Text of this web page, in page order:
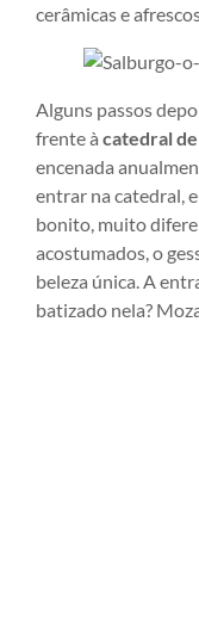
cerâmicas e
Alguns passos
frente à catedral
encenada
entrar na catedral,
bonito, muito
acostumados, o
beleza única. A
batizado nela?